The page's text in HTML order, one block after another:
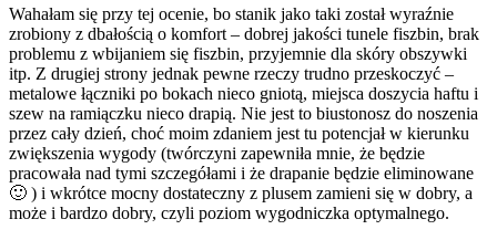
Wahałam się przy tej ocenie, bo stanik jako taki został wyraźnie
zrobiony z dbałością o komfort – dobrej jakości tunele fiszbin, brak
problemu z wbijaniem się fiszbin, przyjemnie dla skóry obszywki
itp. Z drugiej strony jednak pewne rzeczy trudno przeskoczyć –
metalowe łączniki po bokach nieco gniotą, miejsca doszycia haftu i
szew na ramiączku nieco drapią. Nie jest to biustonosz do noszenia
przez cały dzień, choć moim zdaniem jest tu potencjał w kierunku
zwiększenia wygody (twórczyni zapewniła mnie, że będzie
pracowała nad tymi szczegółami i że drapanie będzie eliminowane
🙂 ) i wkrótce mocny dostateczny z plusem zamieni się w dobry, a
może i bardzo dobry, czyli poziom wygodniczka optymalnego.